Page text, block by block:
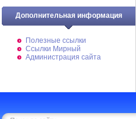
Дополнительная информация
Полезные ссылки
Ссылки Мирный
Администрация сайта